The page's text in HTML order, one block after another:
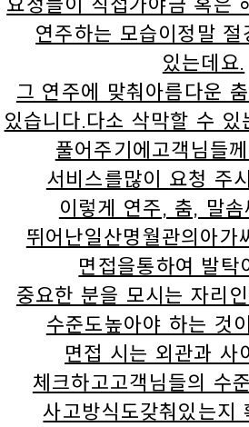
연주하는 모습이정말
있는데요.
그 연주에 맞춰아름다운
있습니다.다소 삭막할 수 있
풀어주기에고객님들
서비스를많이 요청 주
이렇게 연주, 춤, 말솜
뛰어난일산명월관의아가
면접을통하여 발탁
중요한 분을 모시는 자리
수준도높아야 하는 것
면접 시는 외관과 사
체크하고고객님들의 수
사고방식도갖춰있는지